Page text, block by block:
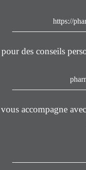
https://
pour des conseils
vous accompagne